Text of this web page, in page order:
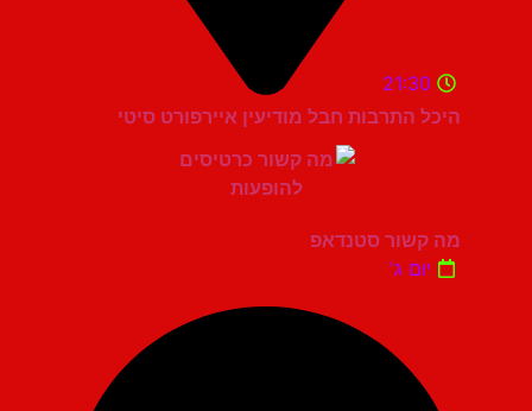
היכל התרבות חבל מודיעין איירפורט סיטי
21:30
מה קשור סטנדאפ
יום ג'